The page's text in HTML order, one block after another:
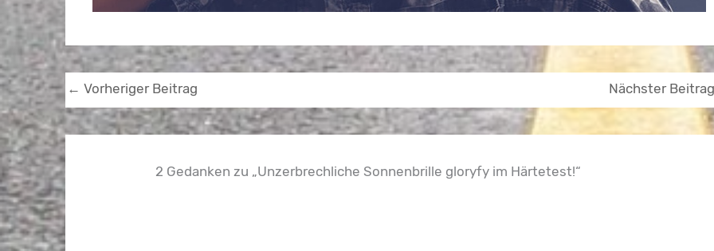
← Vorheriger Beitrag Nächster Beitrag
2 Gedanken zu „Unzerbrechliche Sonnenbrille gloryfy im Härtetest!“